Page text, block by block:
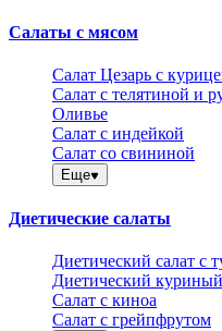
Салаты с мясом
Салат Цезарь с
Салат с телятиной и
Оливье
Салат с индейкой
Салат со свининой
Еще
Диетические салаты
Диетический салат с
Диетический куриный
Салат с киноа
Салат с грейпфрутом